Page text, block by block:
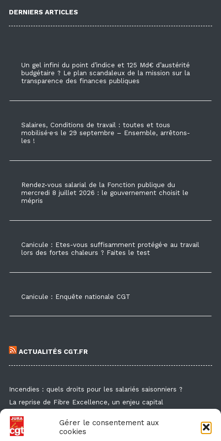
Gérer le consentement aux
cookies
DERNIERS ARTICLES
Un gel infini du point d’indice et 125 Md€ d’austérité
budgétaire ? Le plan scandaleux de la mission sur la
transparence des finances publiques
Salaires, Conditions de travail : toutes et tous
mobilisé·e·s le 29 septembre – Ensemble, arrêtons-
les !
Rendez-vous salarial de la Fonction publique du
mercredi 8 juillet 2026 : le gouvernement choisit le
mépris
Canicule : Etes-vous suffisamment protégé·e au travail
lors des fortes chaleurs ? Faites le test
Canicule : Enquête nationale CGT
ACTUALITÉS CGT.FR
Incendies : quels droits pour les salariés saisonniers ?
La reprise de Fibre Excellence, un enjeu capital
Guide de la formation syndicale
Formation syndicale : les affiches